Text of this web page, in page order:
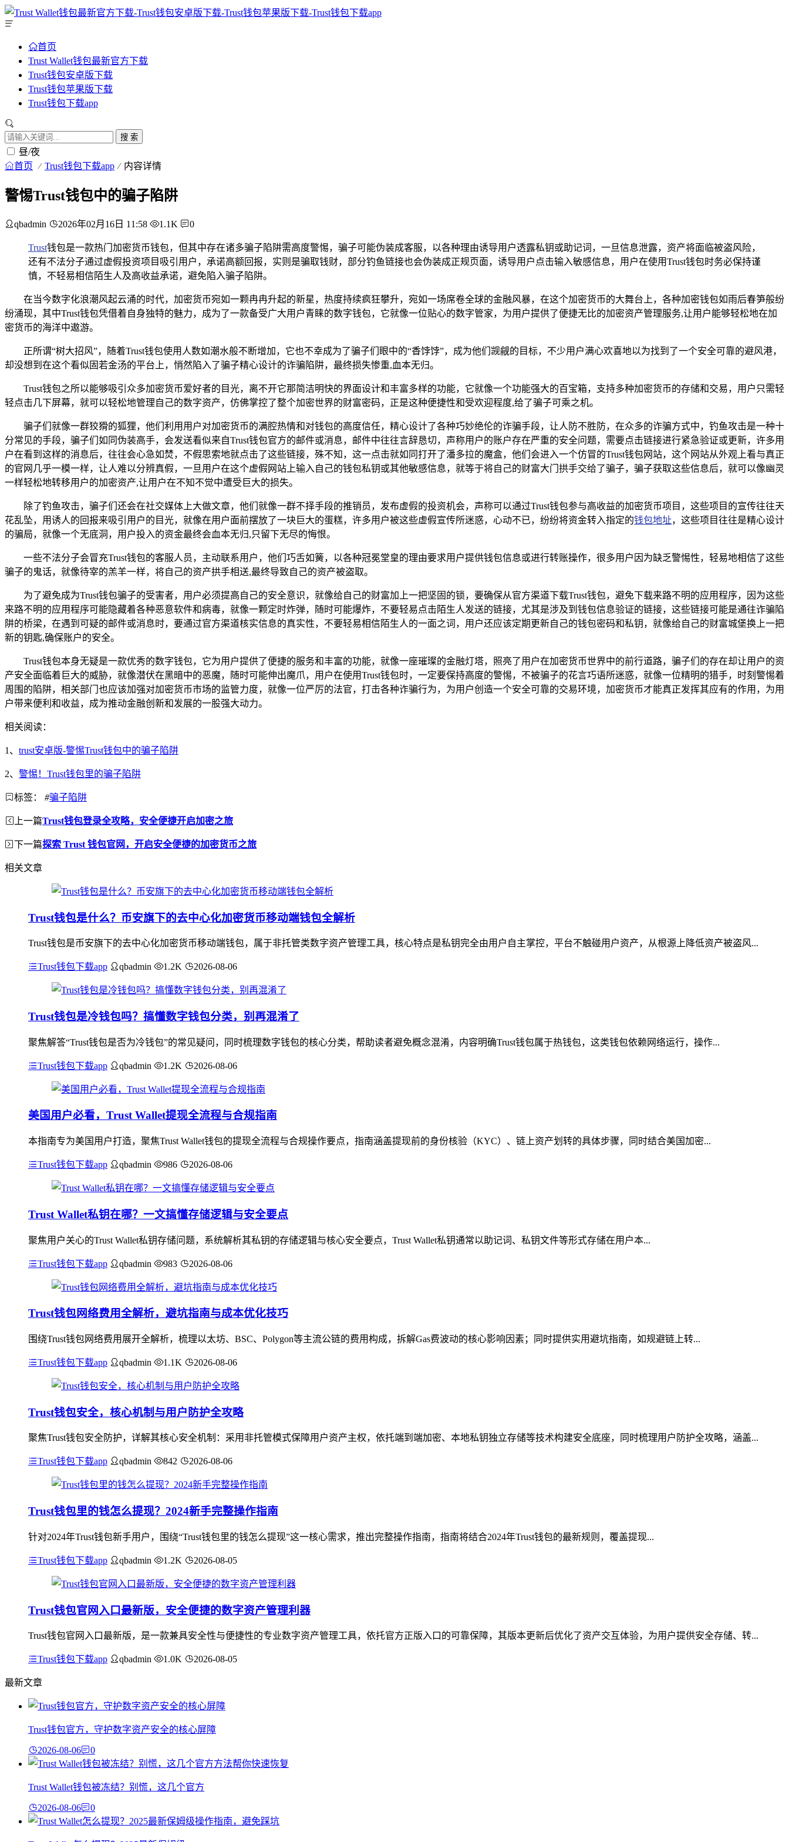
首页
Trust Wallet钱包最新官方下载
Trust钱包安卓版下载
Trust钱包苹果版下载
Trust钱包下载app
搜 索
昼/夜
首页 Trust钱包下载app 内容详情
警惕Trust钱包中的骗子陷阱
qbadmin 2026年02月16日 11:58 1.1K 0
Trust钱包是一款热门加密货币钱包，但其中存在诸多骗子陷阱需高度警惕，骗子可能伪装成客服，以各种理由诱导用户透露私钥或助记词，一旦信息泄露，资产将面临被盗风险，
还有不法分子通过虚假投资项目吸引用户，承诺高额回报，实则是骗取钱财，部分钓鱼链接也会伪装成正规页面，诱导用户点击输入敏感信息，用户在使用Trust钱包时务必保持谨
慎，不轻易相信陌生人及高收益承诺，避免陷入骗子陷阱。
在当今数字化浪潮风起云涌的时代，加密货币宛如一颗冉冉升起的新星，热度持续疯狂攀升，宛如一场席卷全球的金融风暴，在这个加密货币的大舞台上，各种加密钱包如雨后春笋般纷
纷涌现，其中Trust钱包凭借着自身独特的魅力，成为了一款备受广大用户青睐的数字钱包，它就像一位贴心的数字管家，为用户提供了便捷无比的加密资产管理服务,让用户能够轻松地在加
密货币的海洋中遨游。
正所谓“树大招风”，随着Trust钱包使用人数如潮水般不断增加，它也不幸成为了骗子们眼中的“香饽饽”，成为他们觊觎的目标，不少用户满心欢喜地以为找到了一个安全可靠的避风港，
却没想到在这个看似固若金汤的平台上，悄然陷入了骗子精心设计的诈骗陷阱，最终损失惨重,血本无归。
Trust钱包之所以能够吸引众多加密货币爱好者的目光，离不开它那简洁明快的界面设计和丰富多样的功能，它就像一个功能强大的百宝箱，支持多种加密货币的存储和交易，用户只需轻
轻点击几下屏幕，就可以轻松地管理自己的数字资产，仿佛掌控了整个加密世界的财富密码，正是这种便捷性和受欢迎程度,给了骗子可乘之机。
骗子们就像一群狡猾的狐狸，他们利用用户对加密货币的满腔热情和对钱包的高度信任，精心设计了各种巧妙绝伦的诈骗手段，让人防不胜防，在众多的诈骗方式中，钓鱼攻击是一种十
分常见的手段，骗子们如同伪装高手，会发送看似来自Trust钱包官方的邮件或消息，邮件中往往言辞恳切，声称用户的账户存在严重的安全问题，需要点击链接进行紧急验证或更新，许多用
户在看到这样的消息后，往往会心急如焚，不假思索地就点击了这些链接，殊不知，这一点击就如同打开了潘多拉的魔盒，他们会进入一个仿冒的Trust钱包网站，这个网站从外观上看与真正
的官网几乎一模一样，让人难以分辨真假，一旦用户在这个虚假网站上输入自己的钱包私钥或其他敏感信息，就等于将自己的财富大门拱手交给了骗子，骗子获取这些信息后，就可以像幽灵
一样轻松地转移用户的加密资产,让用户在不知不觉中遭受巨大的损失。
除了钓鱼攻击，骗子们还会在社交媒体上大做文章，他们就像一群不择手段的推销员，发布虚假的投资机会，声称可以通过Trust钱包参与高收益的加密货币项目，这些项目的宣传往往天
花乱坠，用诱人的回报来吸引用户的目光，就像在用户面前摆放了一块巨大的蛋糕，许多用户被这些虚假宣传所迷惑，心动不已，纷纷将资金转入指定的钱包地址，这些项目往往是精心设计
的骗局，就像一个无底洞，用户投入的资金最终会血本无归,只留下无尽的悔恨。
一些不法分子会冒充Trust钱包的客服人员，主动联系用户，他们巧舌如簧，以各种冠冕堂皇的理由要求用户提供钱包信息或进行转账操作，很多用户因为缺乏警惕性，轻易地相信了这些
骗子的鬼话，就像待宰的羔羊一样，将自己的资产拱手相送,最终导致自己的资产被盗取。
为了避免成为Trust钱包骗子的受害者，用户必须提高自己的安全意识，就像给自己的财富加上一把坚固的锁，要确保从官方渠道下载Trust钱包，避免下载来路不明的应用程序，因为这些
来路不明的应用程序可能隐藏着各种恶意软件和病毒，就像一颗定时炸弹，随时可能爆炸，不要轻易点击陌生人发送的链接，尤其是涉及到钱包信息验证的链接，这些链接可能是通往诈骗陷
阱的桥梁，在遇到可疑的邮件或消息时，要通过官方渠道核实信息的真实性，不要轻易相信陌生人的一面之词，用户还应该定期更新自己的钱包密码和私钥，就像给自己的财富城堡换上一把
新的钥匙,确保账户的安全。
Trust钱包本身无疑是一款优秀的数字钱包，它为用户提供了便捷的服务和丰富的功能，就像一座璀璨的金融灯塔，照亮了用户在加密货币世界中的前行道路，骗子们的存在却让用户的资
产安全面临着巨大的威胁，就像潜伏在黑暗中的恶魔，随时可能伸出魔爪，用户在使用Trust钱包时，一定要保持高度的警惕，不被骗子的花言巧语所迷惑，就像一位精明的猎手，时刻警惕着
周围的陷阱，相关部门也应该加强对加密货币市场的监管力度，就像一位严厉的法官，打击各种诈骗行为，为用户创造一个安全可靠的交易环境，加密货币才能真正发挥其应有的作用，为用
户带来便利和收益，成为推动金融创新和发展的一股强大动力。
相关阅读：
1、 trust安卓版-警惕Trust钱包中的骗子陷阱
2、 警惕！Trust钱包里的骗子陷阱
标签： #骗子陷阱
上一篇Trust钱包登录全攻略，安全便捷开启加密之旅
下一篇探索 Trust 钱包官网，开启安全便捷的加密货币之旅
相关文章
Trust钱包是什么？币安旗下的去中心化加密货币移动端钱包全解析
Trust钱包是币安旗下的去中心化加密货币移动端钱包，属于非托管类数字资产管理工具，核心特点是私钥完全由用户自主掌控，平台不触碰用户资产，从根源上降低资产被盗风...
Trust钱包下载app qbadmin 1.2K 2026-08-06
Trust钱包是冷钱包吗？搞懂数字钱包分类，别再混淆了
聚焦解答“Trust钱包是否为冷钱包”的常见疑问，同时梳理数字钱包的核心分类，帮助读者避免概念混淆，内容明确Trust钱包属于热钱包，这类钱包依赖网络运行，操作...
Trust钱包下载app qbadmin 1.2K 2026-08-06
美国用户必看，Trust Wallet提现全流程与合规指南
本指南专为美国用户打造，聚焦Trust Wallet钱包的提现全流程与合规操作要点，指南涵盖提现前的身份核验（KYC）、链上资产划转的具体步骤，同时结合美国加密...
Trust钱包下载app qbadmin 986 2026-08-06
Trust Wallet私钥在哪？一文搞懂存储逻辑与安全要点
聚焦用户关心的Trust Wallet私钥存储问题，系统解析其私钥的存储逻辑与核心安全要点，Trust Wallet私钥通常以助记词、私钥文件等形式存储在用户本...
Trust钱包下载app qbadmin 983 2026-08-06
Trust钱包网络费用全解析，避坑指南与成本优化技巧
围绕Trust钱包网络费用展开全解析，梳理以太坊、BSC、Polygon等主流公链的费用构成，拆解Gas费波动的核心影响因素；同时提供实用避坑指南，如规避链上转...
Trust钱包下载app qbadmin 1.1K 2026-08-06
Trust钱包安全，核心机制与用户防护全攻略
聚焦Trust钱包安全防护，详解其核心安全机制：采用非托管模式保障用户资产主权，依托端到端加密、本地私钥独立存储等技术构建安全底座，同时梳理用户防护全攻略，涵盖...
Trust钱包下载app qbadmin 842 2026-08-06
Trust钱包里的钱怎么提现？2024新手完整操作指南
针对2024年Trust钱包新手用户，围绕“Trust钱包里的钱怎么提现”这一核心需求，推出完整操作指南，指南将结合2024年Trust钱包的最新规则，覆盖提现...
Trust钱包下载app qbadmin 1.2K 2026-08-05
Trust钱包官网入口最新版，安全便捷的数字资产管理利器
Trust钱包官网入口最新版，是一款兼具安全性与便捷性的专业数字资产管理工具，依托官方正版入口的可靠保障，其版本更新后优化了资产交互体验，为用户提供安全存储、转...
Trust钱包下载app qbadmin 1.0K 2026-08-05
最新文章
Trust钱包官方，守护数字资产安全的核心屏障
2026-08-06 0
Trust Wallet钱包被冻结？别慌，这几个官方
2026-08-06 0